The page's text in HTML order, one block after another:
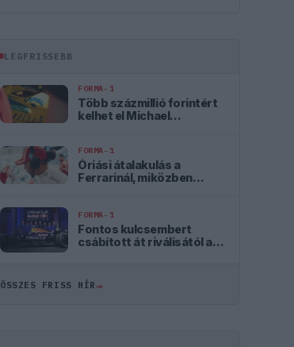
LEGFRISSEBB
FORMA-1
Több százmillió forintért
kelhet el Michael
FORMA-1
Óriási átalakulás a
Ferrarinál, miközben
FORMA-1
Fontos kulcsembert
csábított át riválisától a
ÖSSZES FRISS HÍR→